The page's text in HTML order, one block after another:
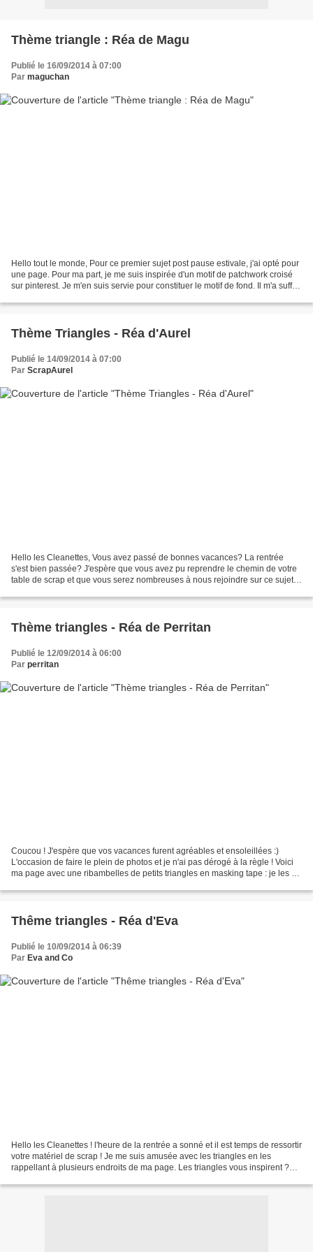
Thème triangle : Réa de Magu
Publié le 16/09/2014 à 07:00
Par maguchan
Hello tout le monde, Pour ce premier sujet post pause estivale, j'ai opté pour
une page. Pour ma part, je me suis inspirée d'un motif de patchwork croisé
sur pinterest. Je m'en suis servie pour constituer le motif de fond. Il m'a suffit
Thème Triangles - Réa d'Aurel
Publié le 14/09/2014 à 07:00
Par ScrapAurel
Hello les Cleanettes, Vous avez passé de bonnes vacances? La rentrée
s'est bien passée? J'espère que vous avez pu reprendre le chemin de votre
table de scrap et que vous serez nombreuses à nous rejoindre sur ce sujet
Thème triangles - Réa de Perritan
Publié le 12/09/2014 à 06:00
Par perritan
Coucou ! J'espère que vos vacances furent agréables et ensoleillées :)
L'occasion de faire le plein de photos et je n'ai pas dérogé à la règle ! Voici
ma page avec une ribambelles de petits triangles en masking tape : je les ai
Thême triangles - Réa d'Eva
Publié le 10/09/2014 à 06:39
Par Eva and Co
Hello les Cleanettes ! l'heure de la rentrée a sonné et il est temps de ressortir
votre matériel de scrap ! Je me suis amusée avec les triangles en les
rappellant à plusieurs endroits de ma page. Les triangles vous inspirent ?